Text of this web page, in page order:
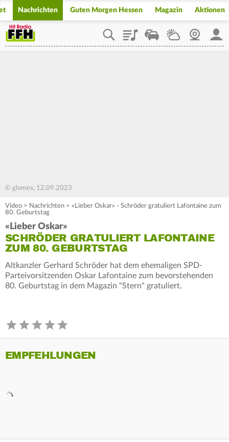
Nachrichten Guten Morgen Hessen Magazin Aktionen
PlaylistStaupilotWetterWebcam
© glomex, 12.09.2023
Video > Nachrichten > «Lieber Oskar» - Schröder gratuliert Lafontaine zum
80. Geburtstag
«Lieber Oskar»
SCHRÖDER GRATULIERT LAFONTAINE
ZUM 80. GEBURTSTAG
Altkanzler Gerhard Schröder hat dem ehemaligen SPD-
Parteivorsitzenden Oskar Lafontaine zum bevorstehenden
80. Geburtstag in dem Magazin "Stern" gratuliert.
EMPFEHLUNGEN